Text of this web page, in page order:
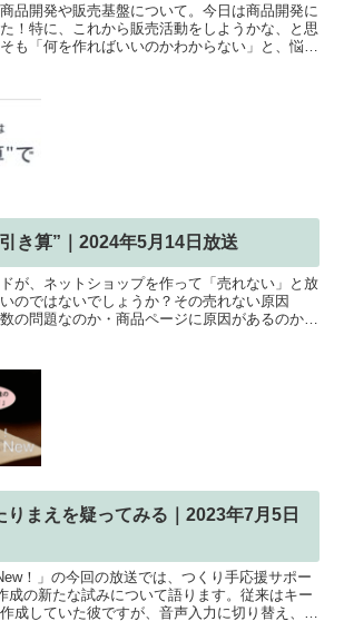
品開発や販売基盤について。今日は商品開発に
！特に、これから販売活動をしようかな、と思
も「何を作ればいいのかわからない」と、悩ん
き算”｜2024年5月14日放送
が、ネットショップを作って「売れない」と放
のではないでしょうか？その売れない原因
の問題なのか・商品ページに原因があるのかと
りまえを疑ってみる｜2023年7月5日
！」の今回の放送では、つくり手応援サポー
成の新たな試みについて語ります。従来はキー
成していた彼ですが、音声入力に切り替え、そ